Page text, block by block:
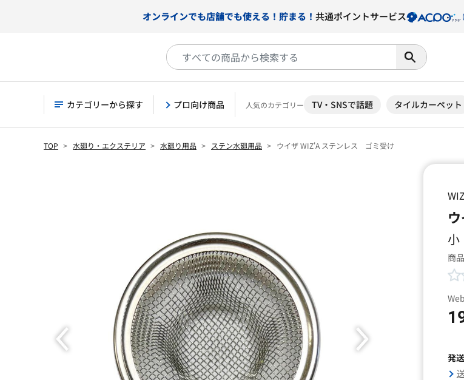
オンラインでも店舗でも使える！貯まる！ 共通ポイントサービス
カテゴリーから探す プロ向け商品 人気のカテゴリー TV・SNSで話題 タイルカーペット
TOP 水廻り・エクステリア 水廻り用品 ステン水廻用品 ウイザ WIZ'A ステンレス ゴミ受け
小
商
発